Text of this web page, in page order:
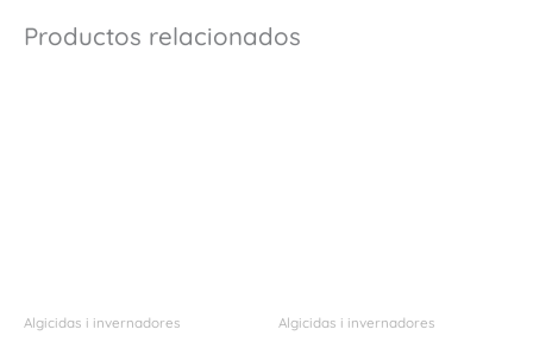
Productos relacionados
Algicidas i invernadores Algicidas i invernadores